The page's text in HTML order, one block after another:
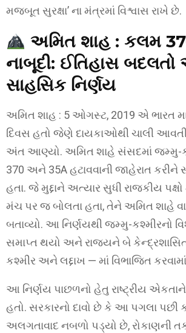
મજબૂત સુરક્ષા’ ના મંત્રમાં વિશ્વાસ રાખે છે.
અમિત શાહ : કલમ
નાબૂદી: ઈતિહાસ
સાહસિક નિર્ણય
અમિત શાહ : 5 ઓગસ્ટ, 2019 એ ભારત
દિવસ હતો જેણે દાયકાઓથી ચાલી આવતી
અંત આણ્યો. અમિત શાહે સંસદમાં જમ્મુ-
370 અને 35A હટાવવાની જાહેરાત કરીને
હતા. જે મુદ્દાને અત્યાર સુધી રાજકીય
મંચ પર જ બોલતા હતા, તેને અમિત શાહે
બતાવ્યો. આ નિર્ણયથી જમ્મુ-કશ્મીરનો
સમાપ્ત થયો અને રાજ્યને બે
કશ્મીર અને લદ્દાખ — માં વિભાજિત
આ નિર્ણય પાછળનો હેતુ રાષ્ટ્રીય
હતો. સરકારનો દાવો છે કે આ પગલા પછી
અલગતાવાદ નબળો પડ્યો છે, રોકાણની